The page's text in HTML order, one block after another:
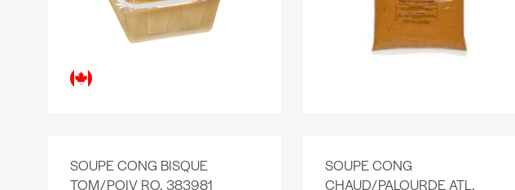
SOUPE CONG BISQUE
TOM/POIV RO, 383981
SOUPE CONG
CHAUD/PALOURDE ATL,